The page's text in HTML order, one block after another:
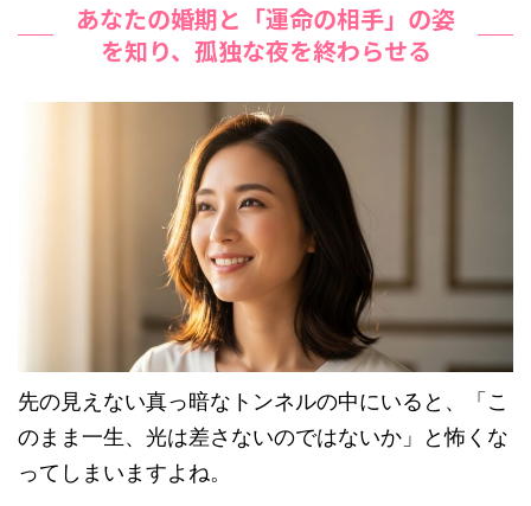
あなたの婚期と「運命の相手」の姿
を知り、孤独な夜を終わらせる
先の見えない真っ暗なトンネルの中にいると、「こ
のまま一生、光は差さないのではないか」と怖くな
ってしまいますよね。